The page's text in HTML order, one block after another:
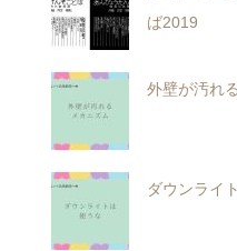
ば2019
外壁が汚れ
ダウンライ